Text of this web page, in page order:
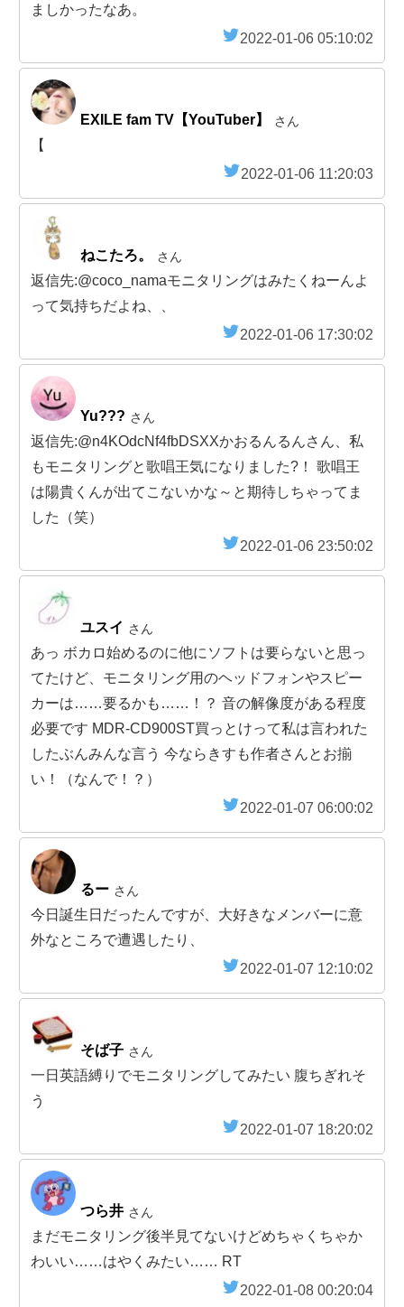
ましかったなあ。
2022-01-06 05:10:02
EXILE fam TV【YouTuber】 さん
【
2022-01-06 11:20:03
ねこたろ。 さん
返信先:@coco_namaモニタリングはみたくねーんよ
って気持ちだよね、、
2022-01-06 17:30:02
Yu??? さん
返信先:@n4KOdcNf4fbDSXXかおるんるんさん、私
もモニタリングと歌唱王気になりました?！ 歌唱王
は陽貴くんが出てこないかな～と期待しちゃってま
した（笑）
2022-01-06 23:50:02
ユスイ さん
あっ ボカロ始めるのに他にソフトは要らないと思っ
てたけど、モニタリング用のヘッドフォンやスピー
カーは……要るかも……！？ 音の解像度がある程度
必要です MDR-CD900ST買っとけって私は言われた
したぶんみんな言う 今ならきすも作者さんとお揃
い！（なんで！？）
2022-01-07 06:00:02
るー さん
今日誕生日だったんですが、大好きなメンバーに意
外なところで遭遇したり、
2022-01-07 12:10:02
そば子 さん
一日英語縛りでモニタリングしてみたい 腹ちぎれそ
う
2022-01-07 18:20:02
つら井 さん
まだモニタリング後半見てないけどめちゃくちゃか
わいい……はやくみたい…… RT
2022-01-08 00:20:04